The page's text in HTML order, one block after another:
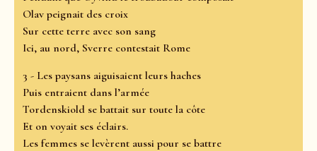
Olav peignait des croix
Sur cette terre avec son sang
Ici, au nord, Sverre contestait Rome
3 - Les paysans aiguisaient leurs haches
Puis entraient dans l’armée
Tordenskiold se battait sur toute la côte
Et on voyait ses éclairs.
Les femmes se levèrent aussi pour se battre